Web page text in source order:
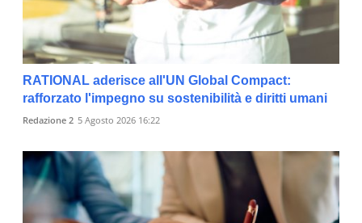
RATIONAL aderisce all'UN Global Compact:
rafforzato l'impegno su sostenibilità e diritti umani
Redazione 2 5 Agosto 2026 16:22